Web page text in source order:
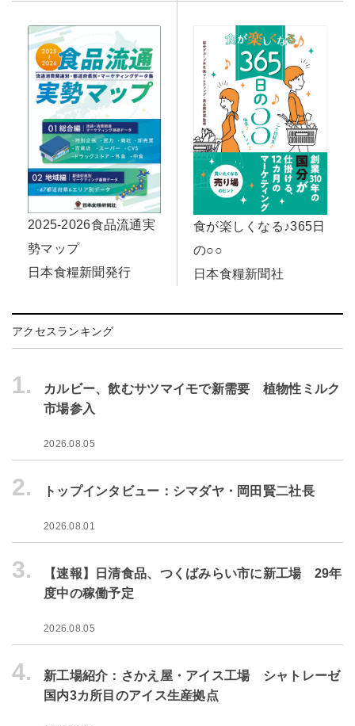
2025-2026食品流通実
勢マップ
日本食糧新聞発行
食が楽しくなる♪365日
の○○
日本食糧新聞社
アクセスランキング
1.
カルビー、飲むサツマイモで新需要 植物性ミルク
市場参入
2026.08.05
2. トップインタビュー：シマダヤ・岡田賢二社長
2026.08.01
3.
【速報】日清食品、つくばみらい市に新工場 29年
度中の稼働予定
2026.08.05
4.
新工場紹介：さかえ屋・アイス工場 シャトレーゼ
国内3カ所目のアイス生産拠点